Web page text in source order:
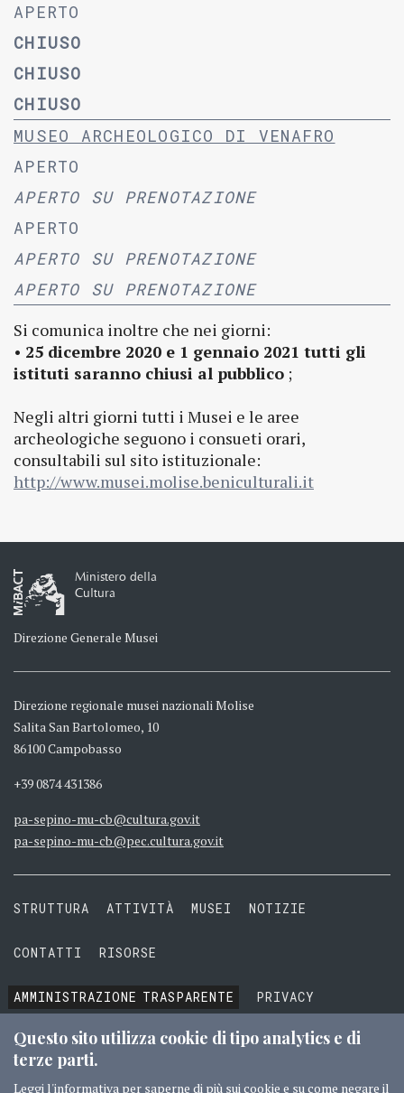
APERTO
CHIUSO
CHIUSO
CHIUSO
MUSEO ARCHEOLOGICO DI VENAFRO
APERTO
APERTO SU PRENOTAZIONE
APERTO
APERTO SU PRENOTAZIONE
APERTO SU PRENOTAZIONE
Si comunica inoltre che nei giorni:
• 25 dicembre 2020 e 1 gennaio 2021 tutti gli
istituti saranno chiusi al pubblico ;
Negli altri giorni tutti i Musei e le aree
archeologiche seguono i consueti orari,
consultabili sul sito istituzionale:
http://www.musei.molise.beniculturali.it
Ministero della
Cultura
Direzione Generale Musei
Direzione regionale musei nazionali Molise
Salita San Bartolomeo, 10
86100 Campobasso
+39 0874 431386
pa-sepino-mu-cb@cultura.gov.it
pa-sepino-mu-cb@pec.cultura.gov.it
STRUTTURA ATTIVITÀ MUSEI NOTIZIE
CONTATTI RISORSE
AMMINISTRAZIONE TRASPARENTE
PRIVACY
COOKIE
TERMINI E CONDIZIONI
Questo sito utilizza cookie di tipo analytics e di
terze parti.
Leggi l'informativa per saperne di più sui cookie e su come negare il